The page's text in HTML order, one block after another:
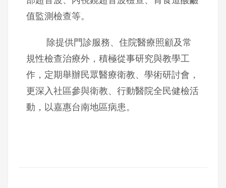
值監測檢查等。
除提供門診服務、住院醫療照顧及常
規性檢查治療外，積極從事研究與教學工
作，定期舉辦民眾醫療衛教、學術研討會，
更深入社區參與衛教、行動醫院全民健檢活
動，以嘉惠台南地區病患。